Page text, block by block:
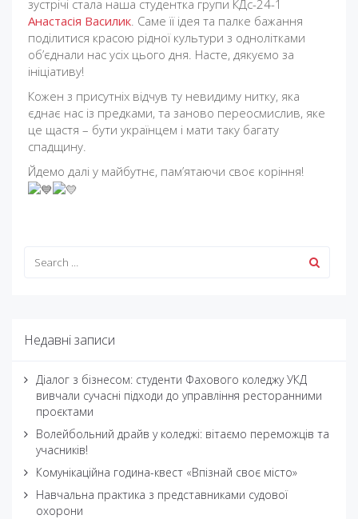
зустрічі стала наша студентка групи КДс-24-1
Анастасія Василик. Саме її ідея та палке бажання
поділитися красою рідної культури з однолітками
об’єднали нас усіх цього дня. Насте, дякуємо за
ініціативу!
Кожен з присутніх відчув ту невидиму нитку, яка
єднає нас із предками, та заново переосмислив, яке
це щастя – бути українцем і мати таку багату
спадщину.
Йдемо далі у майбутнє, пам’ятаючи своє коріння!
Недавні записи
Діалог з бізнесом: студенти Фахового коледжу УКД
вивчали сучасні підходи до управління ресторанними
проєктами
Волейбольний драйв у коледжі: вітаємо переможців та
учасників!
Комунікаційна година-квест «Впізнай своє місто»
Навчальна практика з представниками судової
охорони